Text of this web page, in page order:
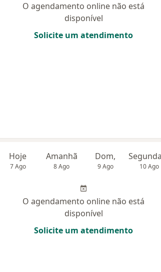
O agendamento online não está
disponível
Solicite um atendimento
Hoje
7 Ago
Amanhã
8 Ago
Dom,
9 Ago 10 Ago
O agendamento online não está
disponível
Solicite um atendimento